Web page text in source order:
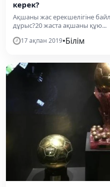
керек?
Ақшаны жас ерекшелігіне
дұрыс?20 жаста ақшаны құю...
17 ақпан 2019•Білім